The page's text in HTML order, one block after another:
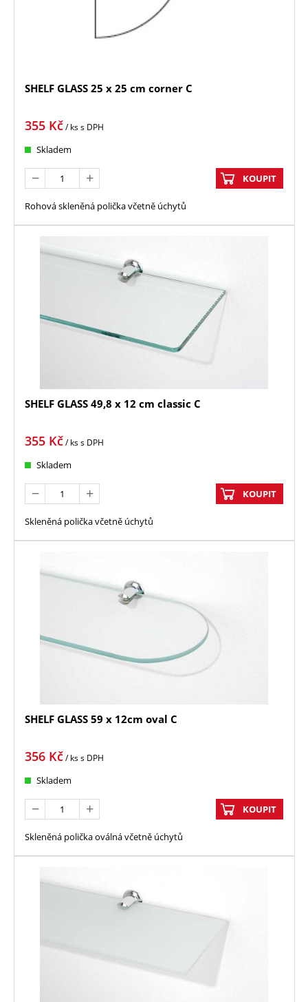
SHELF GLASS 25 x 25 cm corner C
355 Kč/ kss DPH
Skladem
KOUPIT
Rohová skleněná polička včetně úchytů
SHELF GLASS 49,8 x 12 cm classic C
355 Kč/ kss DPH
Skladem
KOUPIT
Skleněná polička včetně úchytů
SHELF GLASS 59 x 12cm oval C
356 Kč/ kss DPH
Skladem
KOUPIT
Skleněná polička oválná včetně úchytů